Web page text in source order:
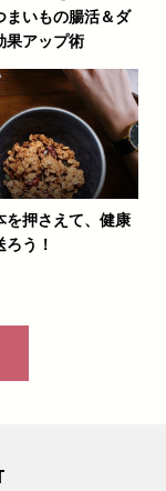
まいもの腸活＆ダ
果アップ術
を押さえて、健康
う！